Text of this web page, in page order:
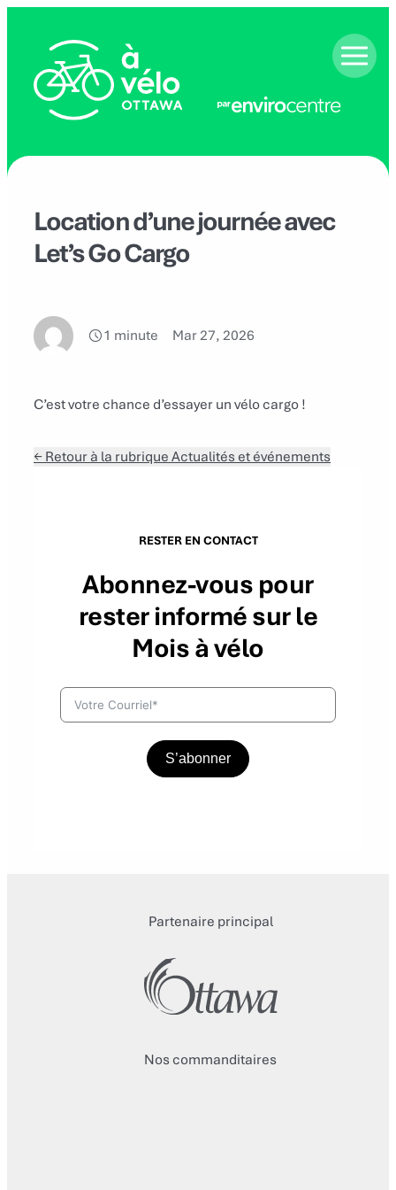
contenu
Location d’une journée avec
Let’s Go Cargo
1 minute Mar 27, 2026
C’est votre chance d’essayer un vélo cargo !
← Retour à la rubrique Actualités et événements
RESTER EN CONTACT
Abonnez-vous pour
rester informé sur le
Mois à vélo
S’abonner
Partenaire principal
Nos commanditaires